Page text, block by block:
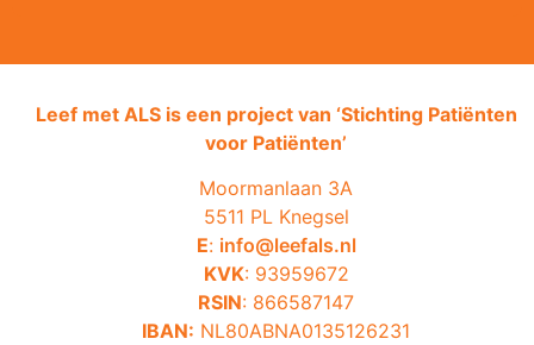
Leef met ALS is een project van ‘Stichting Patiënten
voor Patiënten’
Moormanlaan 3A
5511 PL Knegsel
E: info@leefals.nl
KVK: 93959672
RSIN: 866587147
IBAN: NL80ABNA0135126231